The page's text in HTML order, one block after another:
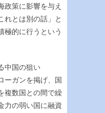
政策に影響を与え
れとは別の話」と
極的に行うという
中国の狙い
ーガンを掲げ、国
複数国との間で繰
力の弱い国に融資